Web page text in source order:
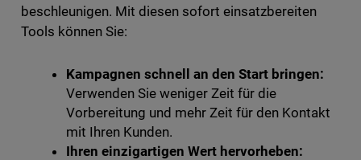
beschleunigen. Mit diesen sofort einsatzbereiten
Tools können Sie:
Kampagnen schnell an den Start bringen:
Verwenden Sie weniger Zeit für die
Vorbereitung und mehr Zeit für den Kontakt
mit Ihren Kunden.
Ihren einzigartigen Wert hervorheben: